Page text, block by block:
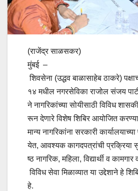
(राजेंद्र साळसकर)
मुंबई –
शिवसेना (उद्धव बाळासाहेब ठाकरे)
१४ मधील नगरसेविका राजोल संजय
ने नागरिकांच्या सोयीसाठी विविध
रून देणारे विशेष शिबिर आयोजित
मान्य नागरिकांना सरकारी
येत, आवश्यक कागदपत्रांची प्रक्रिया
ष्ठ नागरिक, महिला, विद्यार्थी व कामगार
विविध सेवा मिळाव्यात या उद्देशाने हे
हे.